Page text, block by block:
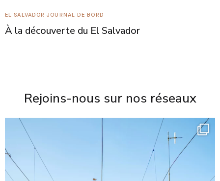
EL SALVADORJOURNAL DE BORD
À la découverte du El Salvador
Rejoins-nous sur nos réseaux